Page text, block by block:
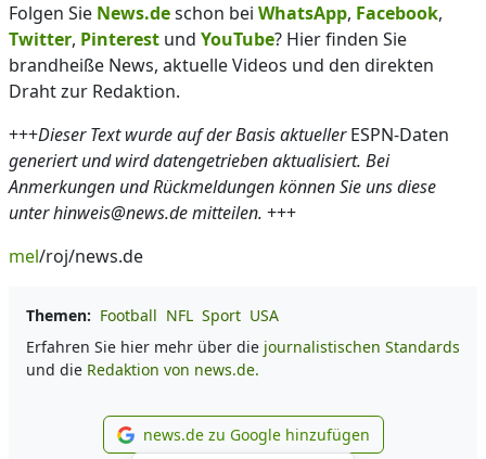
Folgen Sie News.deschon bei WhatsApp, Facebook,
Twitter, Pinterest und YouTube? Hier finden Sie
brandheiße News, aktuelle Videos und den direkten
Draht zur Redaktion.
+++Dieser Text wurde auf der Basis aktuellerESPN-Daten
generiert und wird datengetrieben aktualisiert. Bei
Anmerkungen und Rückmeldungen können Sie uns diese
unter hinweis@news.de mitteilen. +++
mel/roj/news.de
Themen: Football NFL Sport USA
Erfahren Sie hier mehr über die journalistischen Standards
und die Redaktion von news.de.
news.de zu Google
news.de zu Google hinzufügen